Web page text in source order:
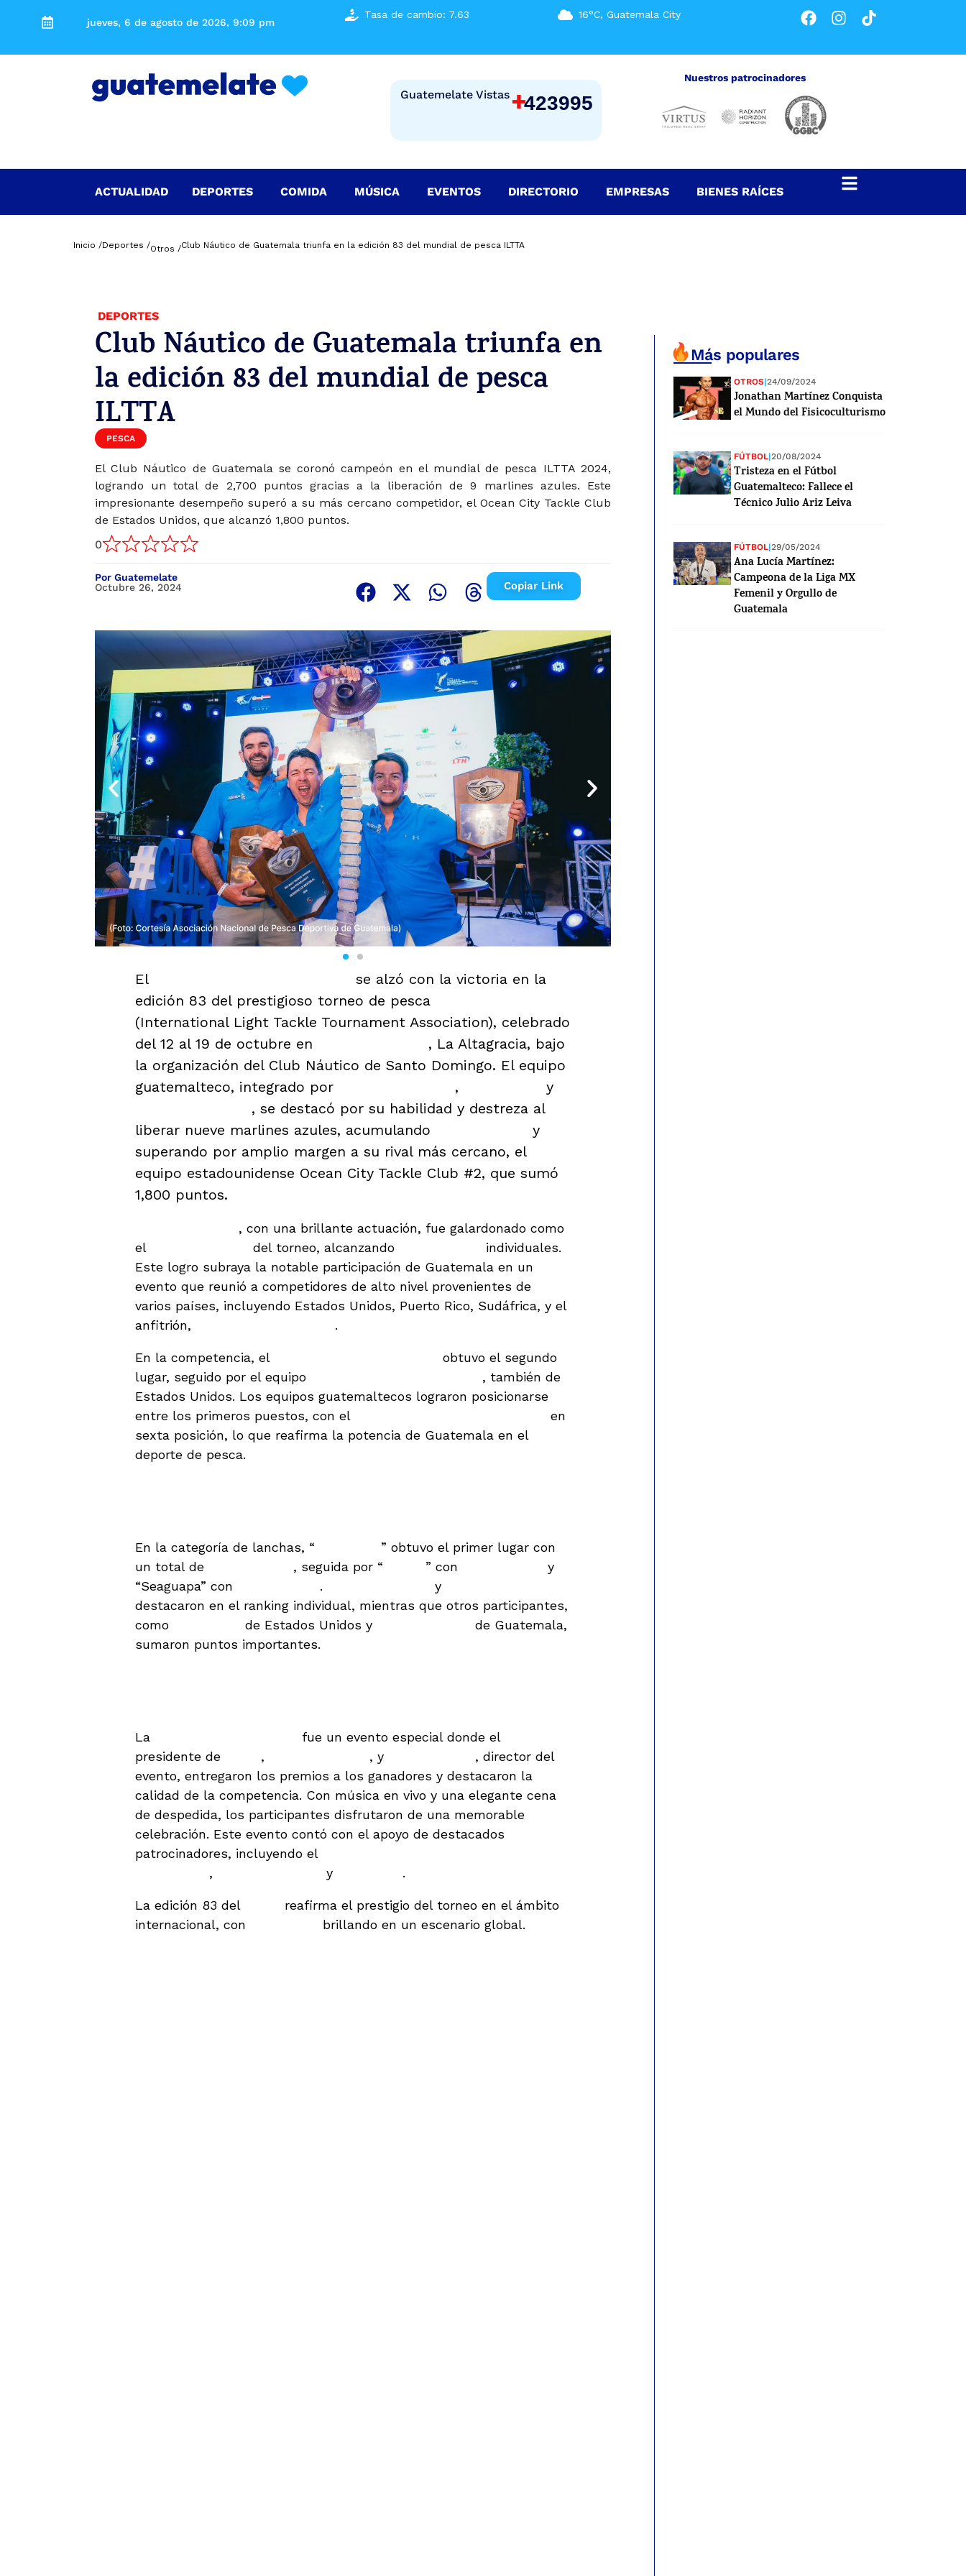
jueves, 6 de agosto de 2026, 9:09 pm
Tasa de cambio: 7.63 16°C, Guatemala City
Guatemelate Vistas +423995
Nuestros patrocinadores
ACTUALIDAD DEPORTES COMIDA MÚSICA EVENTOS DIRECTORIO EMPRESAS BIENES RAÍCES
Inicio /Deportes /Otros /Club Náutico de Guatemala triunfa en la edición 83 del mundial de pesca ILTTA
DEPORTES
Club Náutico de Guatemala triunfa en
la edición 83 del mundial de pesca
ILTTA
PESCA
El Club Náutico de Guatemala se coronó campeón en el mundial de pesca ILTTA 2024,
logrando un total de 2,700 puntos gracias a la liberación de 9 marlines azules. Este
impresionante desempeño superó a su más cercano competidor, el Ocean City Tackle Club
de Estados Unidos, que alcanzó 1,800 puntos.
0
Por Guatemelate
Octubre 26, 2024
Copiar Link
El
se alzó con la victoria en la
edición 83 del prestigioso torneo de pesca
(International Light Tackle Tournament Association), celebrado
del 12 al 19 de octubre en
, La Altagracia, bajo
la organización del Club Náutico de Santo Domingo. El equipo
guatemalteco, integrado por
,
y
, se destacó por su habilidad y destreza al
liberar nueve marlines azules, acumulando
y
superando por amplio margen a su rival más cercano, el
equipo estadounidense Ocean City Tackle Club #2, que sumó
1,800 puntos.
, con una brillante actuación, fue galardonado como
el
del torneo, alcanzando
individuales.
Este logro subraya la notable participación de Guatemala en un
evento que reunió a competidores de alto nivel provenientes de
varios países, incluyendo Estados Unidos, Puerto Rico, Sudáfrica, y el
anfitrión,
.
En la competencia, el
obtuvo el segundo
lugar, seguido por el equipo
, también de
Estados Unidos. Los equipos guatemaltecos lograron posicionarse
entre los primeros puestos, con el
en
sexta posición, lo que reafirma la potencia de Guatemala en el
deporte de pesca.
En la categoría de lanchas, “
” obtuvo el primer lugar con
un total de
, seguida por “ ” con
y
“Seaguapa” con
. y
destacaron en el ranking individual, mientras que otros participantes,
como
de Estados Unidos y
de Guatemala,
sumaron puntos importantes.
La
fue un evento especial donde el
presidente de
, , y
, director del
evento, entregaron los premios a los ganadores y destacaron la
calidad de la competencia. Con música en vivo y una elegante cena
de despedida, los participantes disfrutaron de una memorable
celebración. Este evento contó con el apoyo de destacados
patrocinadores, incluyendo el
, y .
La edición 83 del
reafirma el prestigio del torneo en el ámbito
internacional, con
brillando en un escenario global.
Más populares
OTROS|24/09/2024
Jonathan Martínez Conquista
el Mundo del Fisicoculturismo
FÚTBOL|20/08/2024
Tristeza en el Fútbol
Guatemalteco: Fallece el
Técnico Julio Ariz Leiva
FÚTBOL|29/05/2024
Ana Lucía Martínez:
Campeona de la Liga MX
Femenil y Orgullo de
Guatemala